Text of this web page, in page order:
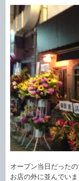
オープン当日だった
お店の外に並んでいま